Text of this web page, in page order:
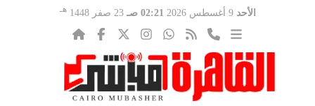
الأحد 9 أغسطس 2026 02:21 صـ 23 صفر 1448 هـ